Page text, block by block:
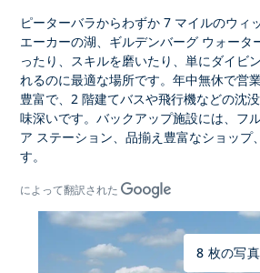
ピーターバラからわずか 7 マイルのウィ
エーカーの湖、ギルデンバーグ ウォータ
ったり、スキルを磨いたり、単にダイビ
れるのに最適な場所です。年中無休で営
豊富で、2 階建てバスや飛行機などの沈
味深いです。バックアップ施設には、フ
ア ステーション、品揃え豊富なショップ
す。
によって翻訳された
8 枚の写